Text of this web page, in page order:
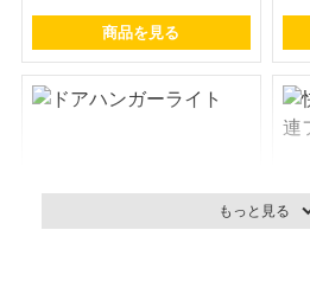
商品を見る
もっと見る